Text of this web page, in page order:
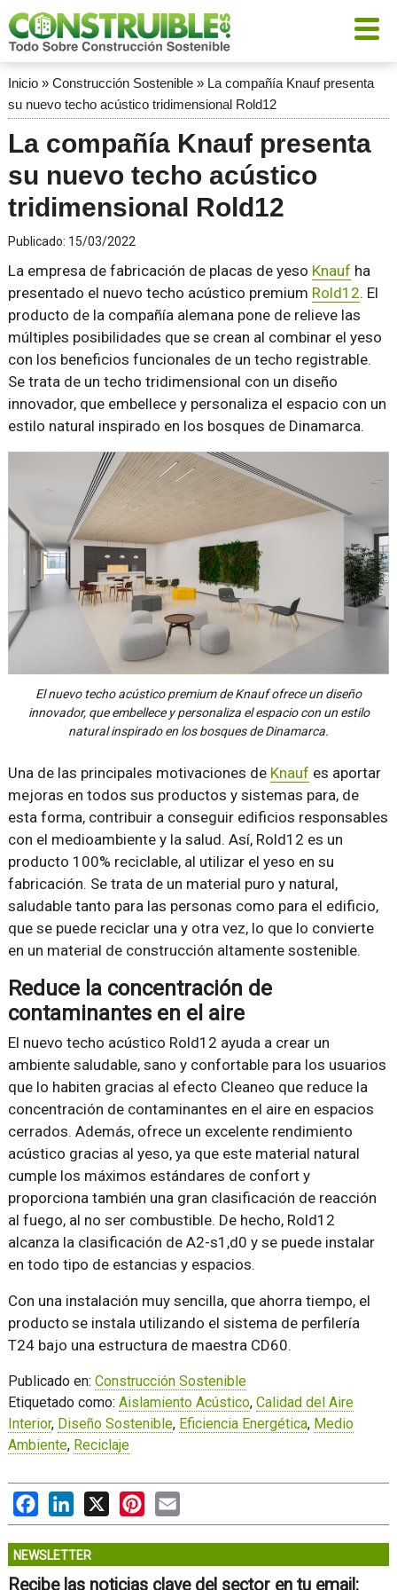
Inicio» Construcción Sostenible» La compañía Knauf presenta
su nuevo techo acústico tridimensional Rold12
La compañía Knauf presenta
su nuevo techo acústico
tridimensional Rold12
Publicado: 15/03/2022
La empresa de fabricación de placas de yeso Knauf ha
presentado el nuevo techo acústico premium Rold12. El
producto de la compañía alemana pone de relieve las
múltiples posibilidades que se crean al combinar el yeso
con los beneficios funcionales de un techo registrable.
Se trata de un techo tridimensional con un diseño
innovador, que embellece y personaliza el espacio con un
estilo natural inspirado en los bosques de Dinamarca.
El nuevo techo acústico premium de Knauf ofrece un diseño
innovador, que embellece y personaliza el espacio con un estilo
natural inspirado en los bosques de Dinamarca.
Una de las principales motivaciones de Knauf es aportar
mejoras en todos sus productos y sistemas para, de
esta forma, contribuir a conseguir edificios responsables
con el medioambiente y la salud. Así, Rold12 es un
producto 100% reciclable, al utilizar el yeso en su
fabricación. Se trata de un material puro y natural,
saludable tanto para las personas como para el edificio,
que se puede reciclar una y otra vez, lo que lo convierte
en un material de construcción altamente sostenible.
Reduce la concentración de
contaminantes en el aire
El nuevo techo acústico Rold12 ayuda a crear un
ambiente saludable, sano y confortable para los usuarios
que lo habiten gracias al efecto Cleaneo que reduce la
concentración de contaminantes en el aire en espacios
cerrados. Además, ofrece un excelente rendimiento
acústico gracias al yeso, ya que este material natural
cumple los máximos estándares de confort y
proporciona también una gran clasificación de reacción
al fuego, al no ser combustible. De hecho, Rold12
alcanza la clasificación de A2-s1,d0 y se puede instalar
en todo tipo de estancias y espacios.
Con una instalación muy sencilla, que ahorra tiempo, el
producto se instala utilizando el sistema de perfilería
T24 bajo una estructura de maestra CD60.
Publicado en: Construcción Sostenible
Etiquetado como: Aislamiento Acústico, Calidad del Aire
Interior, Diseño Sostenible, Eficiencia Energética, Medio
Ambiente, Reciclaje
FacebookLinkedIn
X PinterestEmail
NEWSLETTER
Recibe las noticias clave del sector en tu email: